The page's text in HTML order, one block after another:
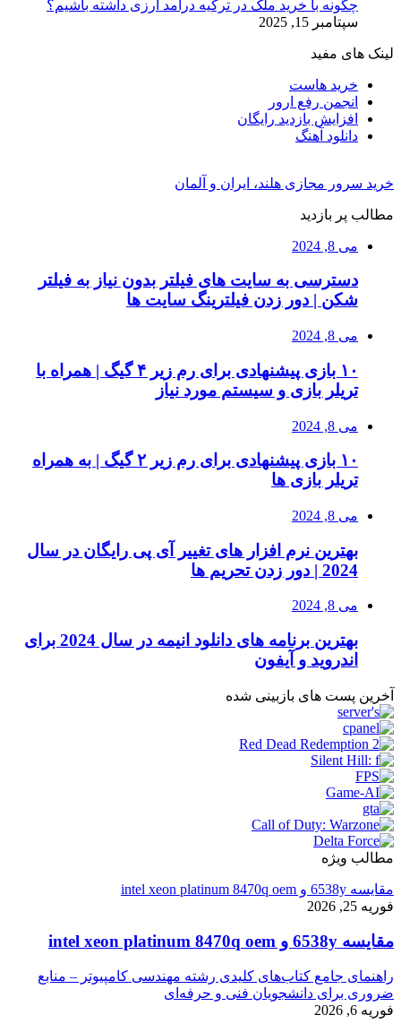
چگونه با خرید ملک در ترکیه درآمد ارزی داشته باشیم؟
سپتامبر 15, 2025
لینک های مفید
خرید هاست
انجمن رفع ارور
افزایش بازدید رایگان
دانلود آهنگ
خرید سرور مجازی هلند، ایران و آلمان
مطالب پر بازدید
می 8, 2024
دسترسی به سایت های فیلتر بدون نیاز به فیلتر
شکن | دور زدن فیلترینگ سایت ها
می 8, 2024
۱۰ بازی پیشنهادی برای رم زیر ۴ گیگ | همراه با
تریلر بازی و سیستم مورد نیاز
می 8, 2024
۱۰ بازی پیشنهادی برای رم زیر ۲ گیگ | به همراه
تریلر بازی ها
می 8, 2024
بهترین نرم افزار های تغییر آی پی رایگان در سال
2024 | دور زدن تحریم ها
می 8, 2024
بهترین برنامه های دانلود انیمه در سال 2024 برای
اندروید و آیفون
آخرین پست های بازبینی شده
مطالب ویژه
مقایسه 6538y و intel xeon platinum 8470q oem
فوریه 25, 2026
مقایسه 6538y و intel xeon platinum 8470q oem
راهنمای جامع کتاب‌های کلیدی رشته مهندسی کامپیوتر – منابع
ضروری برای دانشجویان فنی و حرفه‌ای
فوریه 6, 2026